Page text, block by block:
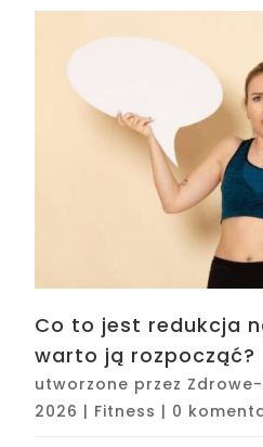
Co to jest redukcja
warto ją rozpocząć?
utworzone przez
2026 | Fitness | 0